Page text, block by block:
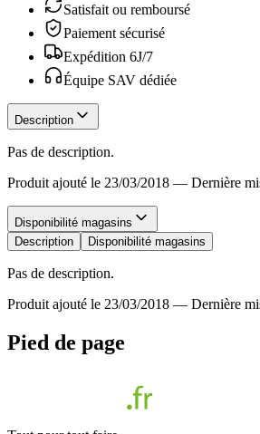
Satisfait ou remboursé
Paiement sécurisé
Expédition 6J/7
Équipe SAV dédiée
Description
Pas de description.
Produit ajouté le 23/03/2018 — Dernière
Disponibilité magasins
Description
Disponibilité magasins
Pas de description.
Produit ajouté le 23/03/2018 — Dernière
Pied de page